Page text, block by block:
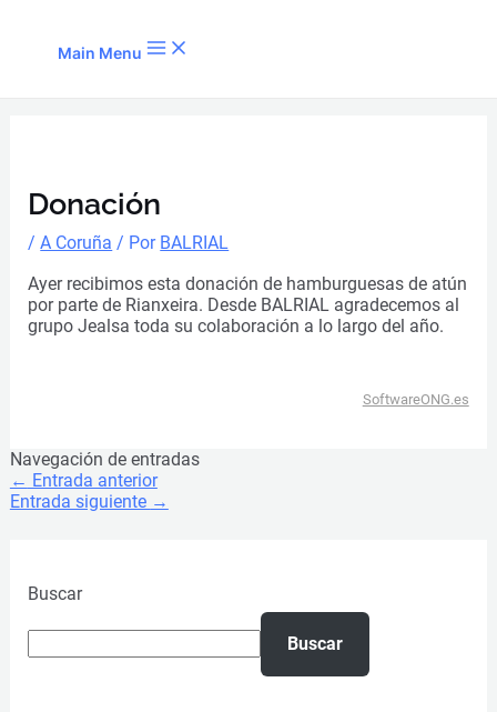
Main Menu
Donación
/A Coruña / Por BALRIAL
Ayer recibimos esta donación de hamburguesas de atún
por parte de Rianxeira. Desde BALRIAL agradecemos al
grupo Jealsa toda su colaboración a lo largo del año.
SoftwareONG.es
Navegación de entradas
← Entrada anterior
Entrada siguiente →
Buscar
Buscar